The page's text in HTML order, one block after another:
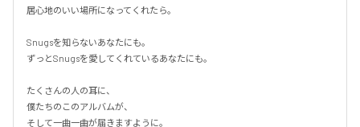
居心地のいい場所になってくれたら。
Snugsを知らないあなたにも。
ずっとSnugsを愛してくれているあなたにも。
たくさんの人の耳に、
僕たちのこのアルバムが、
そして一曲一曲が届きますように。